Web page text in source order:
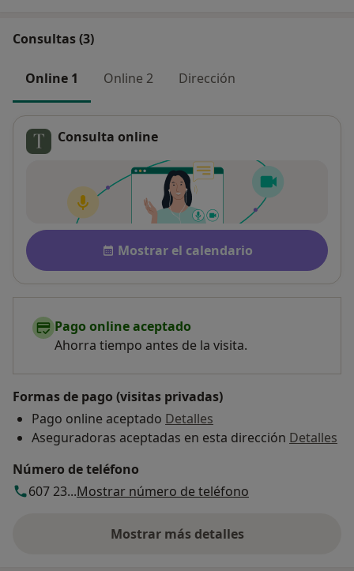
Consultas (3)
Online 1 Online 2 Dirección
Consulta online
Disponibilidad
Mostrar el calendario
Pago online aceptado
Ahorra tiempo antes de la visita.
Formas de pago (visitas privadas)
Pago online aceptado Detalles
Aseguradoras aceptadas en esta dirección Detalles
Número de teléfono
607 23...Mostrar número de teléfono
Mostrar más detalles
sobre la dirección